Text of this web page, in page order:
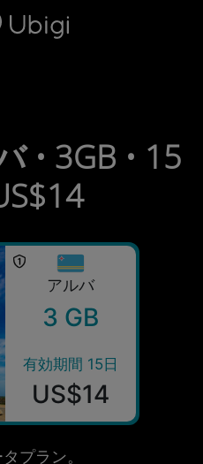
ンバー フッター
• 3GB • 15
アルバ
3 GB
有効期間 15日
US$14
プラン。